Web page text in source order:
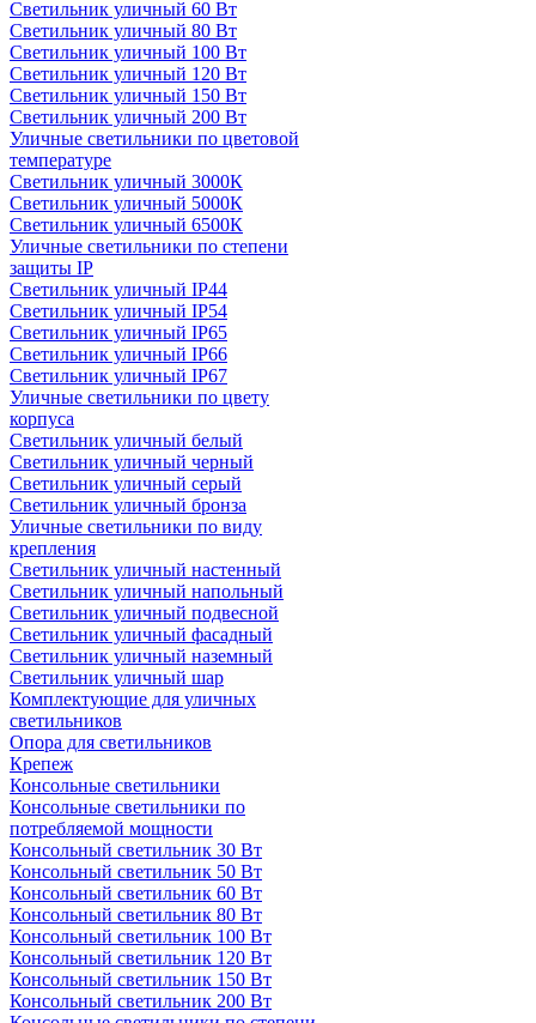
Светильник уличный 60 Вт
Светильник уличный 80 Вт
Светильник уличный 100 Вт
Светильник уличный 120 Вт
Светильник уличный 150 Вт
Светильник уличный 200 Вт
Уличные светильники по цветовой
температуре
Cветильник уличный 3000К
Cветильник уличный 5000К
Cветильник уличный 6500К
Уличные светильники по степени
защиты IP
Светильник уличный IP44
Светильник уличный IP54
Светильник уличный IP65
Светильник уличный IP66
Светильник уличный IP67
Уличные светильники по цвету
корпуса
Светильник уличный белый
Светильник уличный черный
Светильник уличный серый
Светильник уличный бронза
Уличные светильники по виду
крепления
Светильник уличный настенный
Светильник уличный напольный
Светильник уличный подвесной
Светильник уличный фасадный
Светильник уличный наземный
Cветильник уличный шар
Комплектующие для уличных
светильников
Опора для светильников
Крепеж
Консольные светильники
Консольные светильники по
потребляемой мощности
Консольный светильник 30 Вт
Консольный светильник 50 Вт
Консольный светильник 60 Вт
Консольный светильник 80 Вт
Консольный светильник 100 Вт
Консольный светильник 120 Вт
Консольный светильник 150 Вт
Консольный светильник 200 Вт